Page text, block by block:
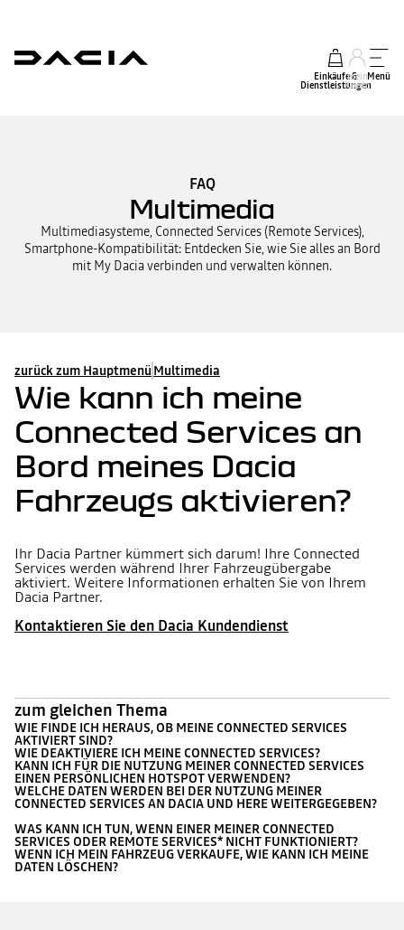
Einkäufe &
Dienstleistungen
mein
Konto
Menü
FAQ
Multimedia
Multimediasysteme, Connected Services (Remote Services),
Smartphone-Kompatibilität: Entdecken Sie, wie Sie alles an Bord
mit My Dacia verbinden und verwalten können.
zurück zum Hauptmenü Multimedia
Wie kann ich meine
Connected Services an
Bord meines Dacia
Fahrzeugs aktivieren?
Ihr Dacia Partner kümmert sich darum! Ihre Connected
Services werden während Ihrer Fahrzeugübergabe
aktiviert. Weitere Informationen erhalten Sie von Ihrem
Dacia Partner.
Kontaktieren Sie den Dacia Kundendienst
zum gleichen Thema
WIE FINDE ICH HERAUS, OB MEINE CONNECTED SERVICES
AKTIVIERT SIND?
WIE DEAKTIVIERE ICH MEINE CONNECTED SERVICES?
KANN ICH FÜR DIE NUTZUNG MEINER CONNECTED SERVICES
EINEN PERSÖNLICHEN HOTSPOT VERWENDEN?
WELCHE DATEN WERDEN BEI DER NUTZUNG MEINER
CONNECTED SERVICES AN DACIA UND HERE WEITERGEGEBEN?
WAS KANN ICH TUN, WENN EINER MEINER CONNECTED
SERVICES ODER REMOTE SERVICES* NICHT FUNKTIONIERT?
WENN ICH MEIN FAHRZEUG VERKAUFE, WIE KANN ICH MEINE
DATEN LÖSCHEN?